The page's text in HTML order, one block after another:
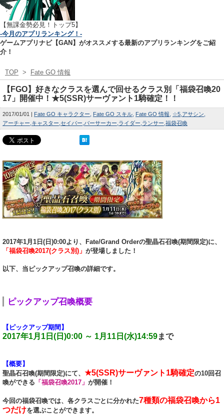
【無課金勢必見！トップ5】
-今月のアプリランキング！-
ゲームアプリナビ【GAN】がオススメする最新のアプリランキングをご紹
介！
TOP > Fate GO 情報
【FGO】好きなクラスを選んで回せるクラス別「福袋召喚20
17」開催中！★5(SSR)サーヴァント1騎確定！！
2017/01/01 Fate GO キャラクター Fate GO スキル Fate GO 情報 ☆5 アサシン
アーチャー キャスター セイバー バーサーカー ライダー ランサー 福袋召喚
2017年1月1日(日)0:00より、Fate/Grand Orderの聖晶石召喚(期間限定)に、
「福袋召喚2017(クラス別)」 が登場しました！
以下、当ピックアップ召喚の詳細です。
ピックアップ召喚概要
【ピックアップ期間】
2017年1月1日(日)0:00 ～ 1月11日(水)14:59まで
【概要】
聖晶石召喚(期間限定)にて、 ★5(SSR)サーヴァント1騎確定の10回召
喚ができる 「福袋召喚2017」 が開催！
今回の福袋召喚では、各クラスごとに分かれた7種類の福袋召喚から1
つだけを選ぶことができます。